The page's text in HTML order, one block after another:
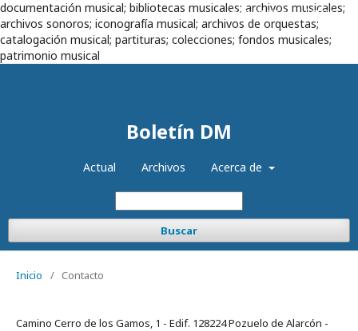
documentación musical; bibliotecas musicales; archivos musicales;
archivos sonoros; iconografía musical; archivos de orquestas;
catalogación musical; partituras; colecciones; fondos musicales;
patrimonio musical
Boletín DM
Actual Archivos Acerca de
Buscar
Registrarse Entrar
Inicio / Contacto
Camino Cerro de los Gamos, 1 - Edif. 128224 Pozuelo de Alarcón -